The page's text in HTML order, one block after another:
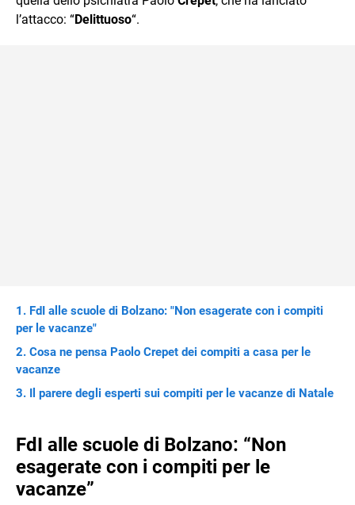
l’attacco: “Delittuoso“.
FdI alle scuole di Bolzano: "Non esagerate con i compiti
per le vacanze"
Cosa ne pensa Paolo Crepet dei compiti a casa per le
vacanze
Il parere degli esperti sui compiti per le vacanze di Natale
FdI alle scuole di Bolzano: “Non
esagerate con i compiti per le
vacanze”